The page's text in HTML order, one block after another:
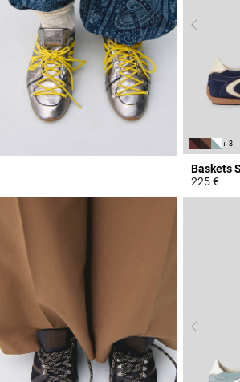
+ 8
Baskets
225 €
5 out of 5